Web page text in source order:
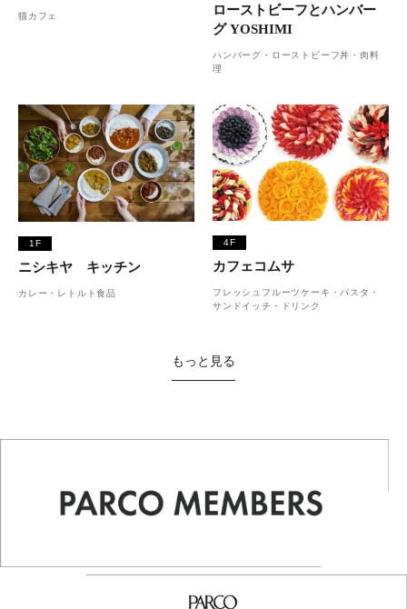
猫カフェ
ローストビーフとハンバー
グ YOSHIMI
ハンバーグ・ローストビーフ丼・肉料
理
1F
ニシキヤ キッチン
カレー・レトルト食品
4F
カフェコムサ
フレッシュフルーツケーキ・パスタ・
サンドイッチ・ドリンク
もっと見る